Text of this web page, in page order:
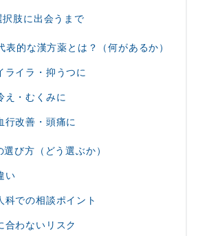
択肢に出会うまで
表的な漢方薬とは？（何があるか）
ライラ・抑うつに
え・むくみに
行改善・頭痛に
び方（どう選ぶか）
い
科での相談ポイント
合わないリスク